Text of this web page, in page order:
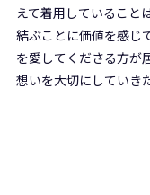
えて着用していること
結ぶことに価値を感じ
を愛してくださる方が
想いを大切にしていき